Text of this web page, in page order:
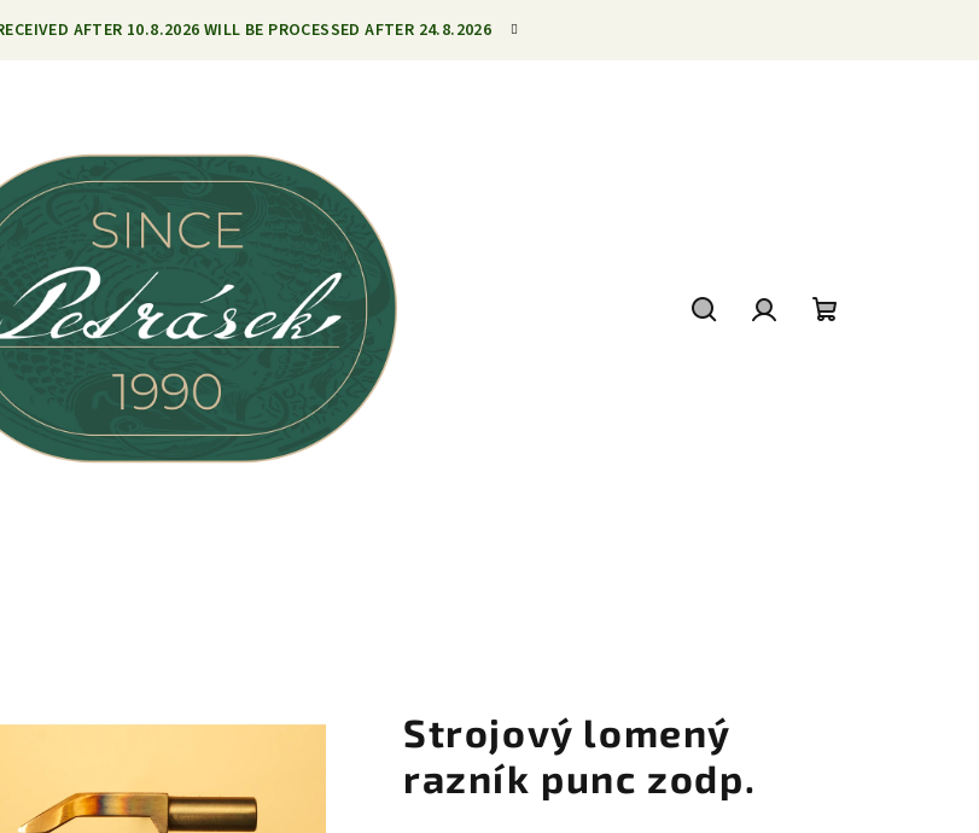
AFTER 10.8.2026 WILL BE PROCESSED AFTER 24.8.2026
Strojový lomený
razník punc zodp.